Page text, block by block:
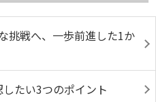
挑戦へ、一歩前進した1か
たい3つのポイント